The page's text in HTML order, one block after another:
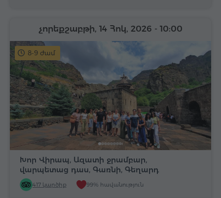
8-9 ժամ
Խոր Վիրապ, Ազատի ջրամբար,
վարպետաց դաս, Գառնի, Գեղարդ
417 կարծիք 99% հավանություն
չորեքշաբթի, 14 Հոկ, 2026 - 10:00